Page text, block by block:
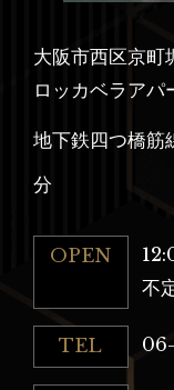
大阪市西区京
ロッカベラア
地下鉄四つ橋筋
分
OPEN
不
TEL